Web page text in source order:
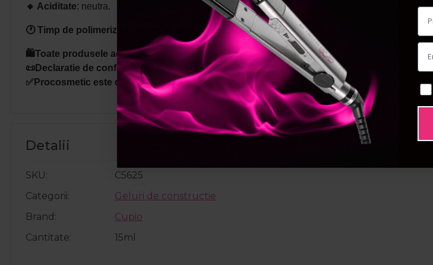
🔸 Aciditate: neutra.
🕐 Timp de polimerizare 90sec in lampa Led, 3-4 min in lampa UV.
🛍️Toate produsele achizitionate de pe site-ul nostru sunt originale.
📜Declaratie de conformitate ProCosmetic.
✅Procosmetic este distribuitor autorizat Cupio.
Detalii
SKU
C5625
Categorii
Geluri de constructie
Brand
Cupio
Cantitate
15ml